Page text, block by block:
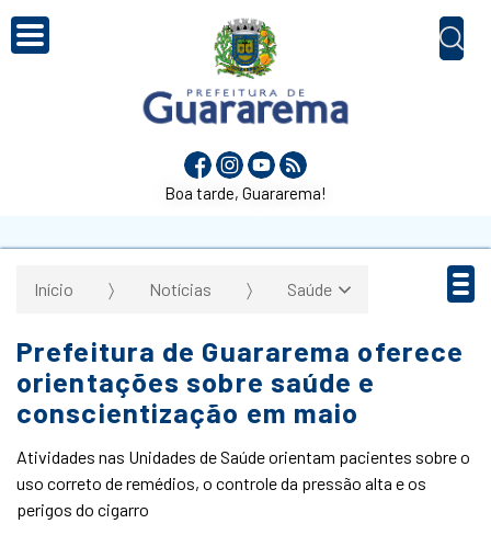
Boa tarde, Guararema!
Início Notícias Saúde
Prefeitura de Guararema oferece
orientações sobre saúde e
conscientização em maio
Atividades nas Unidades de Saúde orientam pacientes sobre o
uso correto de remédios, o controle da pressão alta e os
perigos do cigarro